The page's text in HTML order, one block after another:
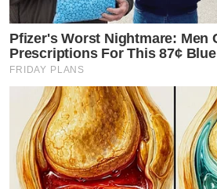
Pfizer's Worst Nightmare: Men
Prescriptions For This 87¢
FRIDAY PLANS